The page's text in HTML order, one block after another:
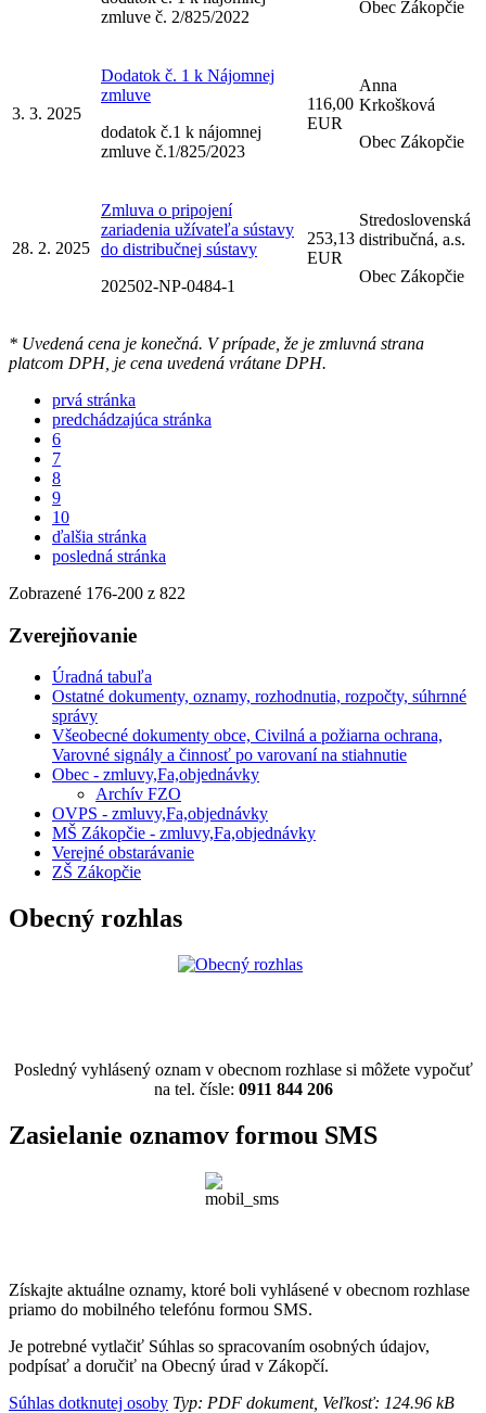
zmluve č. 2/825/2022
Obec Zákopčie
3. 3. 2025
Dodatok č. 1 k Nájomnej
zmluve
dodatok č.1 k nájomnej
zmluve č.1/825/2023
116,00
EUR
Anna
Krkošková
Obec Zákopčie
28. 2. 2025
Zmluva o pripojení
zariadenia užívateľa sústavy
do distribučnej sústavy
202502-NP-0484-1
253,13
EUR
Stredoslovenská
distribučná, a.s.
Obec Zákopčie
* Uvedená cena je konečná. V prípade, že je zmluvná strana
platcom DPH, je cena uvedená vrátane DPH.
prvá stránka
predchádzajúca stránka
6
7
8
9
10
ďalšia stránka
posledná stránka
Zobrazené 176-200 z 822
Zverejňovanie
Úradná tabuľa
Ostatné dokumenty, oznamy, rozhodnutia, rozpočty, súhrnné
správy
Všeobecné dokumenty obce, Civilná a požiarna ochrana,
Varovné signály a činnosť po varovaní na stiahnutie
Obec - zmluvy,Fa,objednávky
Archív FZO
OVPS - zmluvy,Fa,objednávky
MŠ Zákopčie - zmluvy,Fa,objednávky
Verejné obstarávanie
ZŠ Zákopčie
Obecný rozhlas
Posledný vyhlásený oznam v obecnom rozhlase si môžete vypočuť
na tel. čísle: 0911 844 206
Zasielanie oznamov formou SMS
Získajte aktuálne oznamy, ktoré boli vyhlásené v obecnom rozhlase
priamo do mobilného telefónu formou SMS.
Je potrebné vytlačiť Súhlas so spracovaním osobných údajov,
podpísať a doručiť na Obecný úrad v Zákopčí.
Súhlas dotknutej osoby Typ: PDF dokument, Veľkosť: 124.96 kB